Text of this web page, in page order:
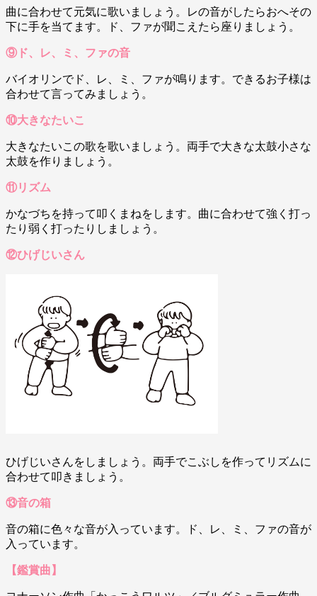
曲に合わせて元気に歌いましょう。レの音がしたらおへその
下に手を当てます。ド、ファが聞こえたら座りましょう。
⑨ド、レ、ミ、ファの音
バイオリンでド、レ、ミ、ファが鳴ります。できるお子様は
合わせて言ってみましょう。
⑩大きなたいこ
大きなたいこの歌を歌いましょう。両手で大きな太鼓小さな
太鼓を作りましょう。
⑪リズム
かなづちを持って叩くまねをします。曲に合わせて強く打っ
たり弱く打ったりしましょう。
⑫ひげじいさん
ひげじいさんをしましょう。両手でこぶしを作ってリズムに
合わせて叩きましょう。
⑬音の箱
音の箱に色々な音が入っています。ド、レ、ミ、ファの音が
入っています。
【鑑賞曲】